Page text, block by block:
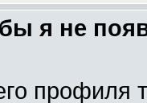
я не